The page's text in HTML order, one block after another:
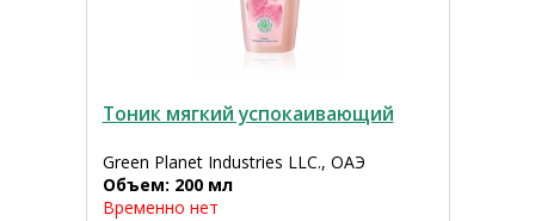
Тоник мягкий успокаивающий
Green Planet Industries LLC., ОАЭ
Объем: 200 мл
Временно нет